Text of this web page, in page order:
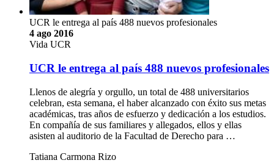
UCR le entrega al país 488 nuevos profesionales
4 ago 2016
Vida UCR
UCR le entrega al país 488 nuevos profesionales
Llenos de alegría y orgullo, un total de 488 universitarios
celebran, esta semana, el haber alcanzado con éxito sus metas
académicas, tras años de esfuerzo y dedicación a los estudios.
En compañía de sus familiares y allegados, ellos y ellas
asisten al auditorio de la Facultad de Derecho para …
Tatiana Carmona Rizo